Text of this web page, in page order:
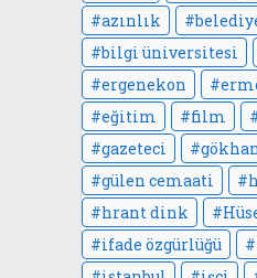
azınlık
bilgi üniversitesi
ergenekon
eğitim
film
gazeteci
gülen cemaati
hrant dink
ifade özgürlüğü